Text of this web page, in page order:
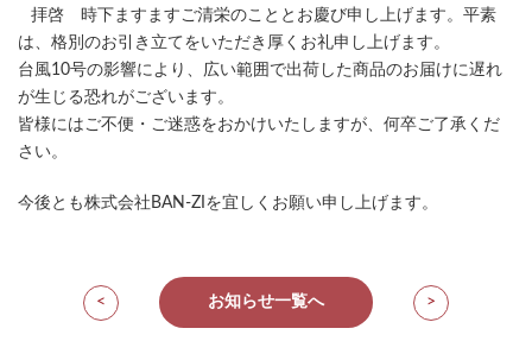
拝啓 時下ますますご清栄のこととお慶び申し上げます。平素
は、格別のお引き立てをいただき厚くお礼申し上げます。
台風10号の影響により、広い範囲で出荷した商品のお届けに遅れ
が生じる恐れがございます。
皆様にはご不便・ご迷惑をおかけいたしますが、何卒ご了承くだ
さい。
今後とも株式会社BAN-ZIを宜しくお願い申し上げます。
< お知らせ一覧へ >